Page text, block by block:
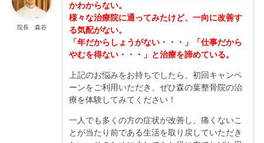
院長 森谷
かわからない。
様々な治療院に通ってみたけど、一向に改善す
る気配がない。
「年だからしょうがない・・・」「仕事だから
やむを得ない・・・」と治療を諦めている。
上記のお悩みをお持ちでしたら、初回キャンペ
ーンをご利用いただき、ぜひ森の葉整骨院の治
療を体験してみてください！
一人でも多くの方の症状が改善し、痛くないこ
とが当たり前である生活を取り戻していただき